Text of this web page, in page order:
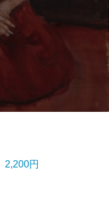
2,200円